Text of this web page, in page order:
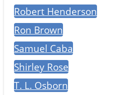
Robert Henderson
Ron Brown
Samuel Caba
Shirley Rose
T. L. Osborn